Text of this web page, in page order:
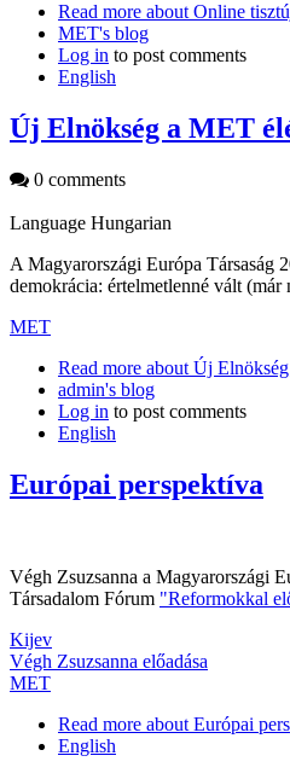
Read more about Online
MET's blog
Log in to post comments
English
Új Elnökség a MET
0 comments
Language Hungarian
A Magyarországi Európa Társaság
demokrácia: értelmetlenné vált
MET
Read more about Új
admin's blog
Log in to post comments
English
Európai perspektíva
Végh Zsuzsanna a Magyarországi
Társadalom Fórum "Reformokkal
Kijev
Végh Zsuzsanna előadása
MET
Read more about Európai
English